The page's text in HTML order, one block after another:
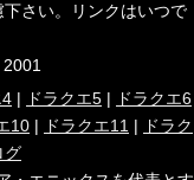
さい。リンクはいつで
4 | ドラクエ5 |
ドラクエ6
10 | ドラクエ11 |
ドラク
グ